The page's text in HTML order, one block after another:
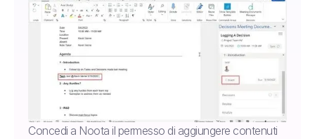
Concedi a Noota il permesso di aggiungere contenuti